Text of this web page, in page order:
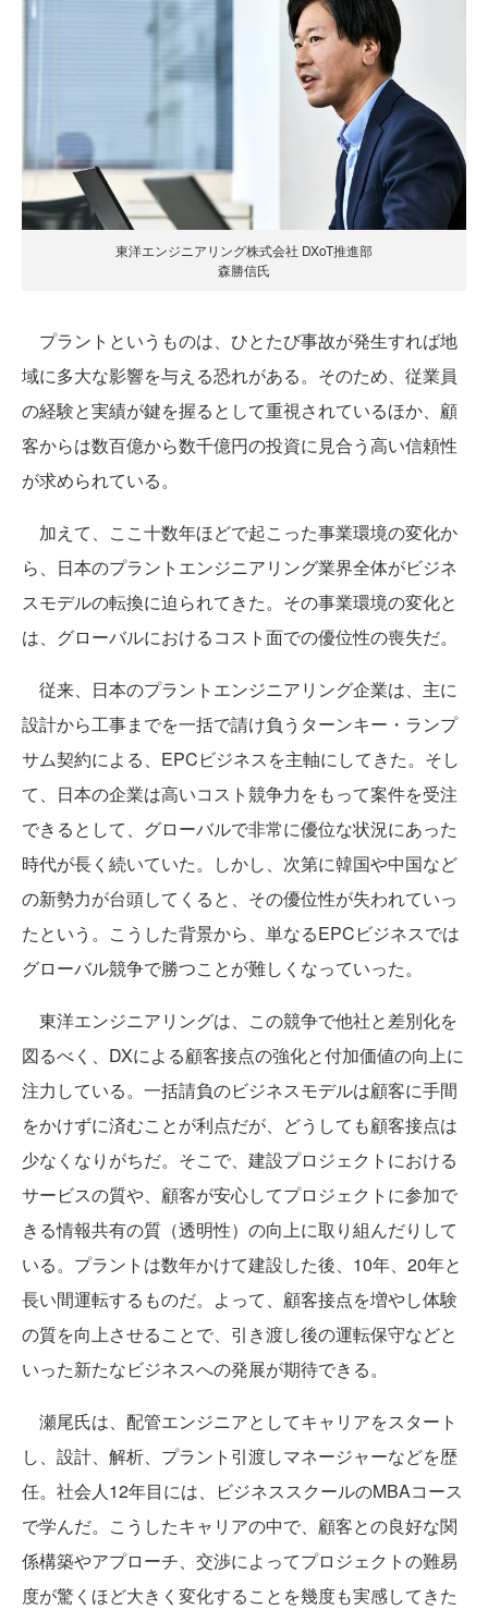
東洋エンジニアリング株式会社 DXoT推進部
森勝信氏
プラントというものは、ひとたび事故が発生すれば地
域に多大な影響を与える恐れがある。そのため、従業員
の経験と実績が鍵を握るとして重視されているほか、顧
客からは数百億から数千億円の投資に見合う高い信頼性
が求められている。
加えて、ここ十数年ほどで起こった事業環境の変化か
ら、日本のプラントエンジニアリング業界全体がビジネ
スモデルの転換に迫られてきた。その事業環境の変化と
は、グローバルにおけるコスト面での優位性の喪失だ。
従来、日本のプラントエンジニアリング企業は、主に
設計から工事までを一括で請け負うターンキー・ランプ
サム契約による、EPCビジネスを主軸にしてきた。そし
て、日本の企業は高いコスト競争力をもって案件を受注
できるとして、グローバルで非常に優位な状況にあった
時代が長く続いていた。しかし、次第に韓国や中国など
の新勢力が台頭してくると、その優位性が失われていっ
たという。こうした背景から、単なるEPCビジネスでは
グローバル競争で勝つことが難しくなっていった。
東洋エンジニアリングは、この競争で他社と差別化を
図るべく、DXによる顧客接点の強化と付加価値の向上に
注力している。一括請負のビジネスモデルは顧客に手間
をかけずに済むことが利点だが、どうしても顧客接点は
少なくなりがちだ。そこで、建設プロジェクトにおける
サービスの質や、顧客が安心してプロジェクトに参加で
きる情報共有の質（透明性）の向上に取り組んだりして
いる。プラントは数年かけて建設した後、10年、20年と
長い間運転するものだ。よって、顧客接点を増やし体験
の質を向上させることで、引き渡し後の運転保守などと
いった新たなビジネスへの発展が期待できる。
瀬尾氏は、配管エンジニアとしてキャリアをスタート
し、設計、解析、プラント引渡しマネージャーなどを歴
任。社会人12年目には、ビジネススクールのMBAコース
で学んだ。こうしたキャリアの中で、顧客との良好な関
係構築やアプローチ、交渉によってプロジェクトの難易
度が驚くほど大きく変化することを幾度も実感してきた